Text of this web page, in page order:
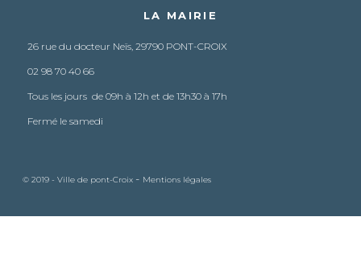
LA MAIRIE
26 rue du docteur Neïs, 29790 PONT-CROIX
02 98 70 40 66
Tous les jours de 09h à 12h et de 13h30 à 17h
Fermé le samedi
© 2019 - Ville de pont-Croix - Mentions légales